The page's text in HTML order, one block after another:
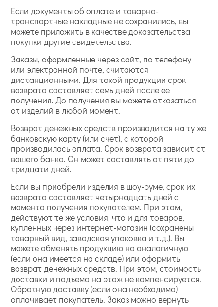
Если документы об оплате и товарно-
транспортные накладные не сохранились, вы
можете приложить в качестве доказательства
покупки другие свидетельства.
Заказы, оформленные через сайт, по телефону
или электронной почте, считаются
дистанционными. Для такой продукции срок
возврата составляет семь дней после ее
получения. До получения вы можете отказаться
от изделий в любой момент.
Возврат денежных средств производится на ту же
банковскую карту (или счет), с которой
производилась оплата. Срок возврата зависит от
вашего банка. Он может составлять от пяти до
тридцати дней.
Если вы приобрели изделия в шоу-руме, срок их
возврата составляет четырнадцать дней с
момента получения покупателем. При этом,
действуют те же условия, что и для товаров,
купленных через интернет-магазин (сохранены
товарный вид, заводская упаковка и т.д.). Вы
можете обменять продукцию на аналогичную
(если она имеется на складе) или оформить
возврат денежных средств. При этом, стоимость
доставки и подъема на этаж не компенсируется.
Обратную доставку (если она необходима)
оплачивает покупатель. Заказ можно вернуть